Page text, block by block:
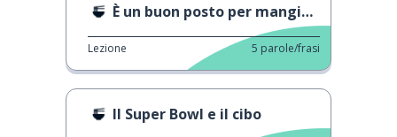
È un buon posto per mangiare
Lezione 5 parole/frasi
Il Super Bowl e il cibo